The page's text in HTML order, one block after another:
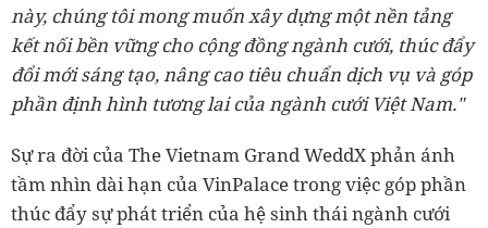
này, chúng tôi mong muốn xây dựng một nền tảng
kết nối bền vững cho cộng đồng ngành cưới, thúc đẩy
đổi mới sáng tạo, nâng cao tiêu chuẩn dịch vụ và góp
phần định hình tương lai của ngành cưới Việt Nam."
Sự ra đời của The Vietnam Grand WeddX phản ánh
tầm nhìn dài hạn của VinPalace trong việc góp phần
thúc đẩy sự phát triển của hệ sinh thái ngành cưới